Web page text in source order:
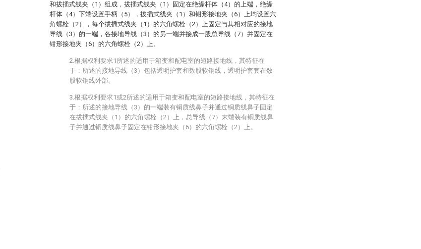
和拔插式线夹（1）组成，拔插式线夹（1）固定在绝缘杆体（4）的上端，绝缘
杆体（4）下端设置手柄（5），拔插式线夹（1）和钳形接地夹（6）上均设置六
角螺栓（2），每个拔插式线夹（1）的六角螺栓（2）上固定与其相对应的接地
导线（3）的一端，各接地导线（3）的另一端并接成一股总导线（7）并固定在
钳形接地夹（6）的六角螺栓（2）上。
2.根据权利要求1所述的适用于箱变和配电室的短路接地线，其特征在
于：所述的接地导线（3）包括透明护套和数股软铜线，透明护套套在数
股软铜线外部。
3.根据权利要求1或2所述的适用于箱变和配电室的短路接地线，其特征在
于：所述的接地导线（3）的一端装有铜质线鼻子并通过铜质线鼻子固定
在拔插式线夹（1）的六角螺栓（2）上，总导线（7）末端装有铜质线鼻
子并通过铜质线鼻子固定在钳形接地夹（6）的六角螺栓（2）上。